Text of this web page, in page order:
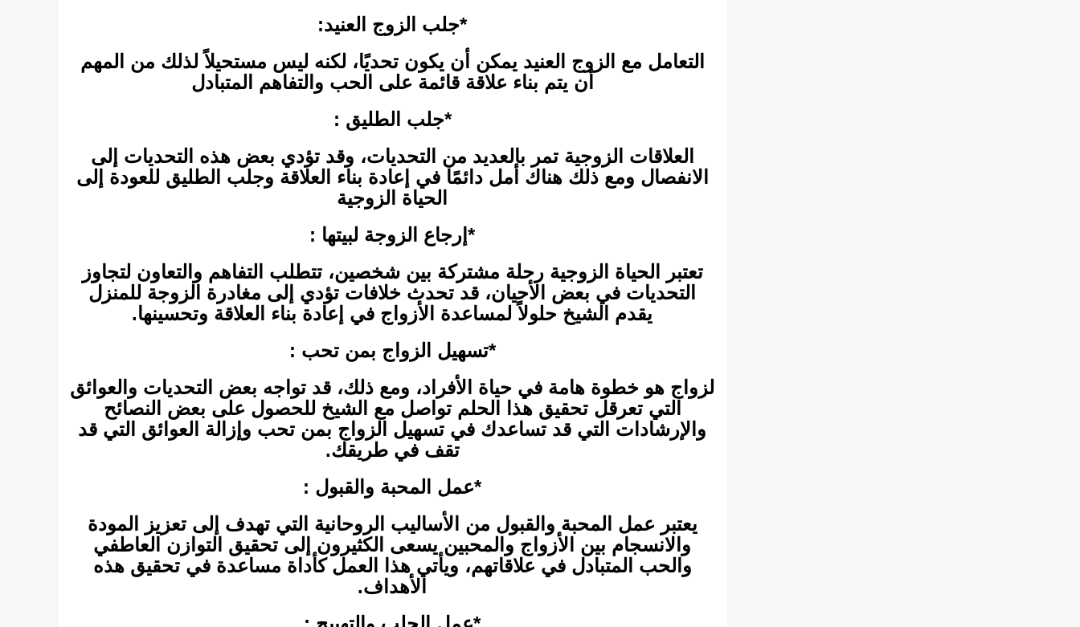
*جلب الزوج العنيد:
التعامل مع الزوج العنيد يمكن أن يكون تحديًا، لكنه ليس مستحيلاً لذلك من المهم
أن يتم بناء علاقة قائمة على الحب والتفاهم المتبادل
*جلب الطليق :
العلاقات الزوجية تمر بالعديد من التحديات، وقد تؤدي بعض هذه التحديات إلى
الانفصال ومع ذلك هناك أمل دائمًا في إعادة بناء العلاقة وجلب الطليق للعودة إلى
الحياة الزوجية
*إرجاع الزوجة لبيتها :
تعتبر الحياة الزوجية رحلة مشتركة بين شخصين، تتطلب التفاهم والتعاون لتجاوز
التحديات في بعض الأحيان، قد تحدث خلافات تؤدي إلى مغادرة الزوجة للمنزل
يقدم الشيخ حلولاً لمساعدة الأزواج في إعادة بناء العلاقة وتحسينها.
*تسهيل الزواج بمن تحب :
لزواج هو خطوة هامة في حياة الأفراد، ومع ذلك، قد تواجه بعض التحديات والعوائق
التي تعرقل تحقيق هذا الحلم تواصل مع الشيخ للحصول على بعض النصائح
والإرشادات التي قد تساعدك في تسهيل الزواج بمن تحب وإزالة العوائق التي قد
تقف في طريقك.
*عمل المحبة والقبول :
يعتبر عمل المحبة والقبول من الأساليب الروحانية التي تهدف إلى تعزيز المودة
والانسجام بين الأزواج والمحبين يسعى الكثيرون إلى تحقيق التوازن العاطفي
والحب المتبادل في علاقاتهم، ويأتي هذا العمل كأداة مساعدة في تحقيق هذه
الأهداف.